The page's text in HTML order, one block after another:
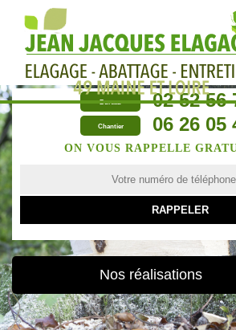
Bureau 02 52 56
Chantier 06 26 05
ON VOUS RAPPELLE
Nos réalisations